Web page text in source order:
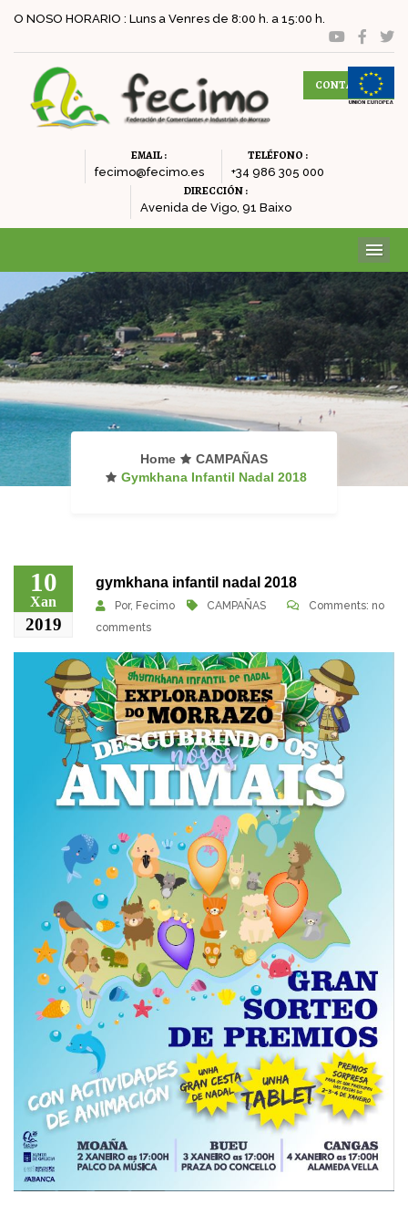
O NOSO HORARIO : Luns a Venres de 8:00 h. a 15:00 h.
CONTACTAR
EMAIL :
fecimo@fecimo.es
TELÉFONO :
+34 986 305 000
DIRECCIÓN :
Avenida de Vigo, 91 Baixo
Home
CAMPAÑAS
Gymkhana Infantil Nadal 2018
10
Xan
2019
gymkhana infantil nadal 2018
Por, Fecimo CAMPAÑAS
Comments: no
comments